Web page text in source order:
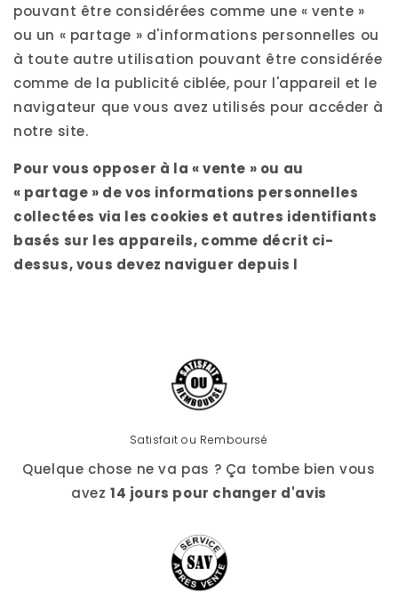
pouvant être considérées comme une « vente »
ou un « partage » d'informations personnelles ou
à toute autre utilisation pouvant être considérée
comme de la publicité ciblée, pour l'appareil et le
navigateur que vous avez utilisés pour accéder à
notre site.
Pour vous opposer à la « vente » ou au
« partage » de vos informations personnelles
collectées via les cookies et autres identifiants
basés sur les appareils, comme décrit ci-
dessus, vous devez naviguer depuis l
Satisfait ou Remboursé
Quelque chose ne va pas ? Ça tombe bien vous
avez14 jours pour changer d'avis